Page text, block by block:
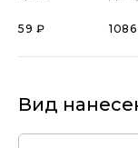
59 ₽
Вид